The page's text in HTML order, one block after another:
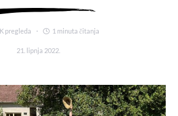
pregleda 1 minuta čitanja
21. lipnja 2022.